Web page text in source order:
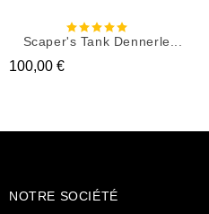
Scaper's Tank Dennerle...
Prix
100,00 €
NOTRE SOCIÉTÉ